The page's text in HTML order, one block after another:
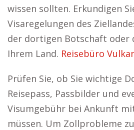
wissen sollten. Erkundigen
Visaregelungen des
der dortigen Botschaft oder
Ihrem Land. Reisebüro
Prüfen Sie, ob Sie wichtige
Reisepass, Passbilder und
Visumgebühr bei Ankunft
müssen. Um Zollprobleme